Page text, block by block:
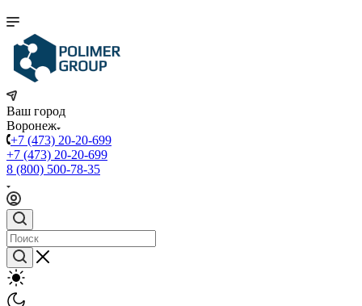
Ваш город
Воронеж
+7 (473) 20-20-699
+7 (473) 20-20-699
8 (800) 500-78-35